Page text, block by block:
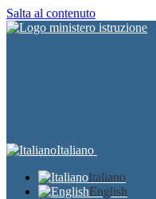
Salta al contenuto
Italiano
Italiano
English